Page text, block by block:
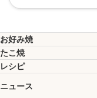
お好み焼
たこ焼
レシピ
ニュース